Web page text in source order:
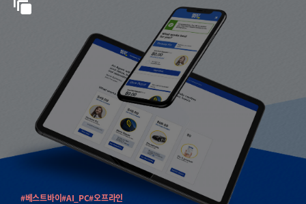
#베스트바이#AI_PC#오프라인